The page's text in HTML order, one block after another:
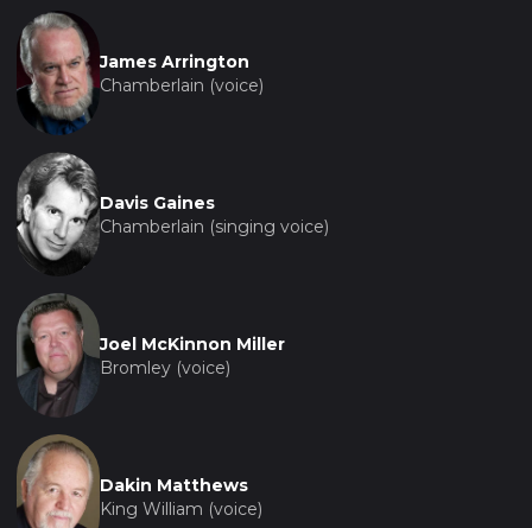
James Arrington
Chamberlain (voice)
Davis Gaines
Chamberlain (singing voice)
Joel McKinnon Miller
Bromley (voice)
Dakin Matthews
King William (voice)